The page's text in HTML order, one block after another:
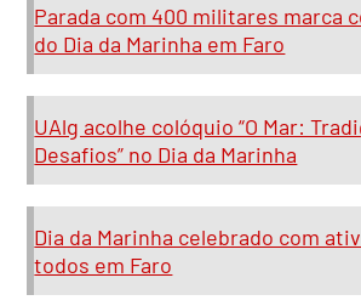
Parada com 400 militares marca
do Dia da Marinha em Faro
UAlg acolhe colóquio “O Mar:
Desafios” no Dia da Marinha
Dia da Marinha celebrado com
todos em Faro